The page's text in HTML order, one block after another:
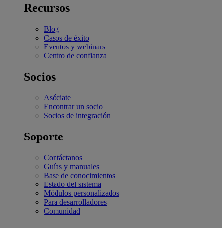
Recursos
Blog
Casos de éxito
Eventos y webinars
Centro de confianza
Socios
Asóciate
Encontrar un socio
Socios de integración
Soporte
Contáctanos
Guías y manuales
Base de conocimientos
Estado del sistema
Módulos personalizados
Para desarrolladores
Comunidad